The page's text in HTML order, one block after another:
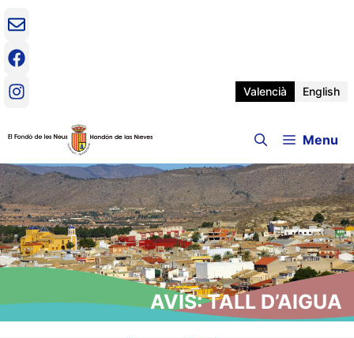
Vés
contingut
Valencià English
Menu
AVÍS: TALL D’AIGUA